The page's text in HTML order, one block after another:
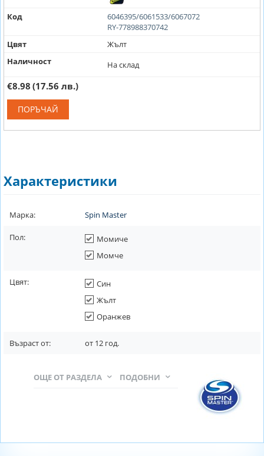
Код
6046395/6061533/6067072
RY-778988370742
Цвят
Жълт
Наличност
На склад
€8.98 (17.56 лв.)
ПОРЪЧАЙ
Характеристики
Марка: Spin Master
Пол:
Момиче
Момче
Цвят:
Син
Жълт
Оранжев
Възраст от: от 12 год.
ПОДОБНИ
ОЩЕ ОТ РАЗДЕЛА